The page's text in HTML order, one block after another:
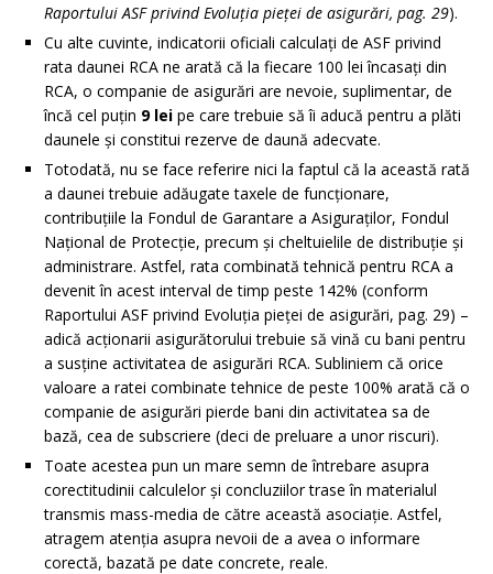
Raportului ASF privind Evoluția pieței de asigurări, pag. 29).
Cu alte cuvinte, indicatorii oficiali calculați de ASF privind
rata daunei RCA ne arată că la fiecare 100 lei încasați din
RCA, o companie de asigurări are nevoie, suplimentar, de
încă cel puțin 9 lei pe care trebuie să îi aducă pentru a plăti
daunele și constitui rezerve de daună adecvate.
Totodată, nu se face referire nici la faptul că la această rată
a daunei trebuie adăugate taxele de funcționare,
contribuțiile la Fondul de Garantare a Asiguraților, Fondul
Național de Protecție, precum și cheltuielile de distribuție și
administrare. Astfel, rata combinată tehnică pentru RCA a
devenit în acest interval de timp peste 142% (conform
Raportului ASF privind Evoluția pieței de asigurări, pag. 29) –
adică acționarii asigurătorului trebuie să vină cu bani pentru
a susține activitatea de asigurări RCA. Subliniem că orice
valoare a ratei combinate tehnice de peste 100% arată că o
companie de asigurări pierde bani din activitatea sa de
bază, cea de subscriere (deci de preluare a unor riscuri).
Toate acestea pun un mare semn de întrebare asupra
corectitudinii calculelor și concluziilor trase în materialul
transmis mass-media de către această asociație. Astfel,
atragem atenția asupra nevoii de a avea o informare
corectă, bazată pe date concrete, reale.